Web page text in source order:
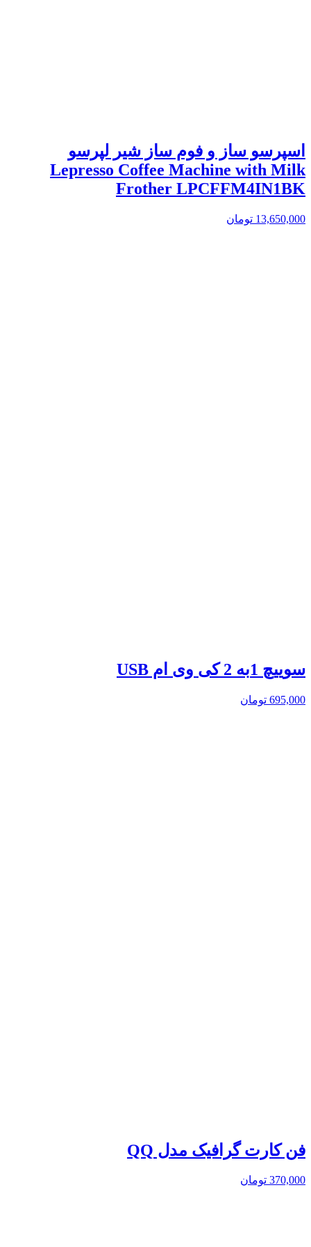
اسپرسو ساز و فوم ساز شیر لپرسو
Lepresso Coffee Machine with Milk
Frother LPCFFM4IN1BK
13,650,000 تومان
سوییچ 1به 2 کی وی ام USB
695,000 تومان
فن کارت گرافیک مدل QQ
370,000 تومان